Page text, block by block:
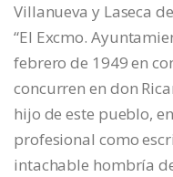
Villanueva y Laseca
“El Excmo.
febrero de 1949 en
concurren en don
hijo de este pueblo,
profesional como
intachable hombría